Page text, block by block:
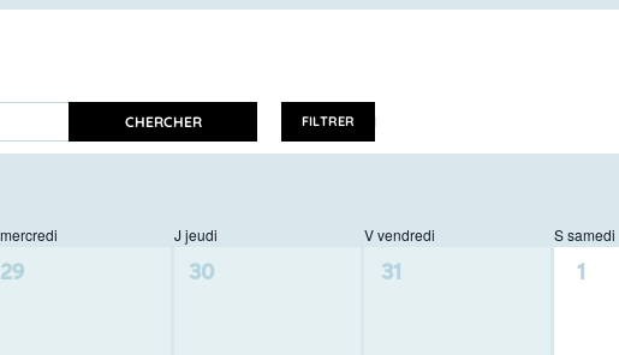
CHERCHER FILTRER
mercredi J jeudi Vvendredi Ssamedi
0
29
0
30
0
31
0
1